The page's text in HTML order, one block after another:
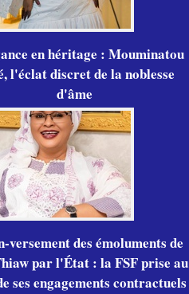
en héritage : Mouminatou
l'éclat discret de la noblesse
d'âme
versement des émoluments de
par l'État : la FSF prise au
ses engagements contractuels